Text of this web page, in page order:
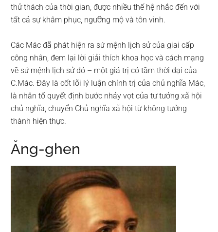
thử thách của thời gian, được nhiều thế hệ nhắc đến với
tất cả sự khâm phục, ngưỡng mộ và tôn vinh.
Các Mác đã phát hiện ra sứ mệnh lịch sử của giai cấp
công nhân, đem lại lời giải thích khoa học và cách mạng
về sứ mệnh lịch sử đó – một giá trị có tầm thời đại của
C.Mác. Đây là cốt lõi lý luận chính trị của chủ nghĩa Mác,
là nhân tố quyết định bước nhảy vọt của tư tưởng xã hội
chủ nghĩa, chuyển Chủ nghĩa xã hội từ không tưởng
thành hiện thực.
Ăng-ghen